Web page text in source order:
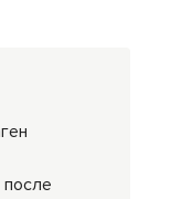
после